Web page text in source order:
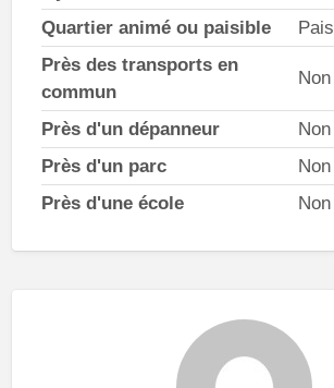
Quartier animé ou paisible
Près des transports en
commun
Non
Près d'un dépanneur
Non
Près d'un parc
Non
Près d'une école
Non